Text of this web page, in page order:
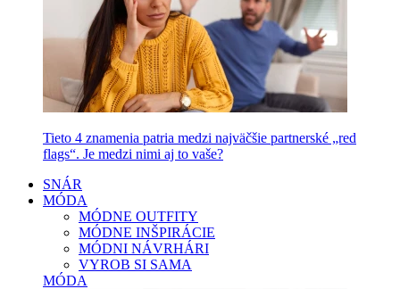
Tieto 4 znamenia patria medzi najväčšie partnerské „red
flags“. Je medzi nimi aj to vaše?
SNÁR
MÓDA
MÓDNE OUTFITY
MÓDNE INŠPIRÁCIE
MÓDNI NÁVRHÁRI
VYROB SI SAMA
MÓDA